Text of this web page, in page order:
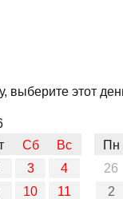
выберите этот
Сб
Вс
3
4
10
11
Пн
26
2